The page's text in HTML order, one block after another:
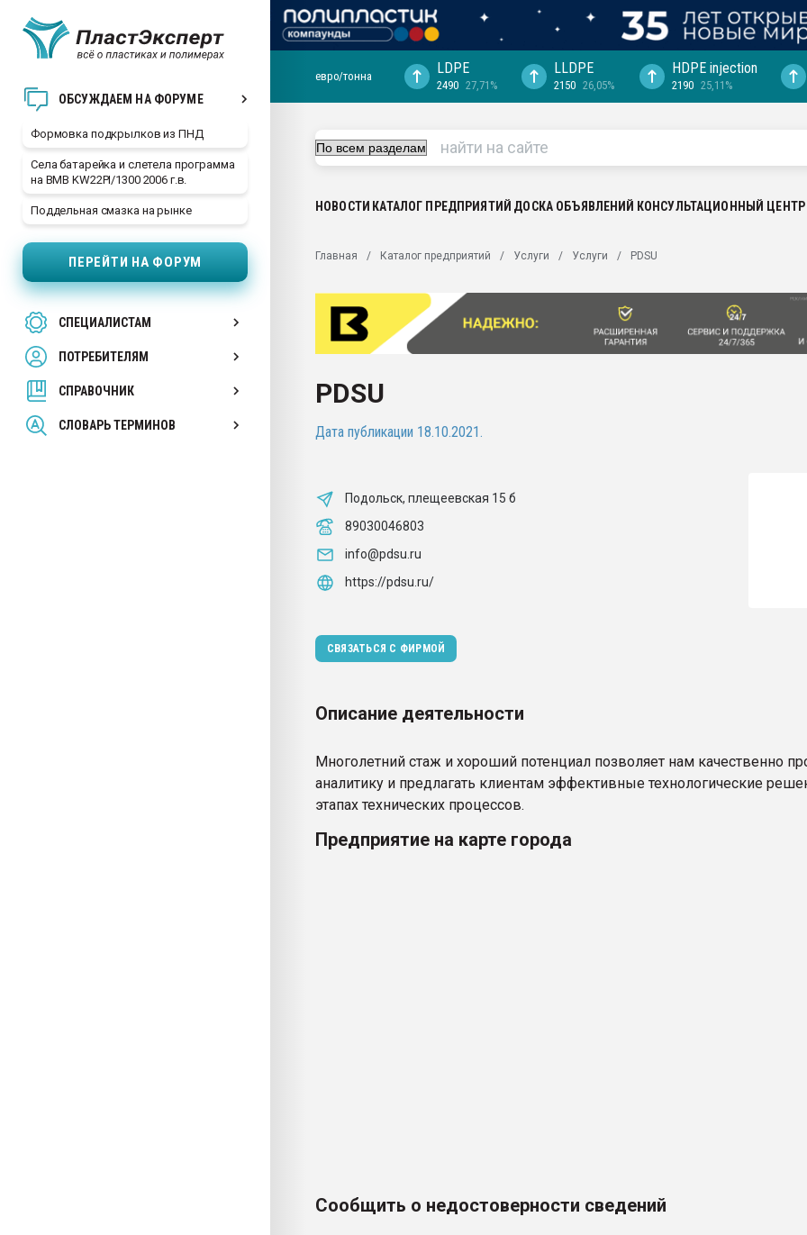
ОБСУЖДАЕМ НА ФОРУМЕ
Формовка подкрылков из ПНД
Села батарейка и слетела программа
на BMB KW22PI/1300 2006 г.в.
Поддельная смазка на рынке
ПЕРЕЙТИ НА ФОРУМ
СПЕЦИАЛИСТАМ
ПОТРЕБИТЕЛЯМ
СПРАВОЧНИК
СЛОВАРЬ ТЕРМИНОВ
29.07.2026 ФРП помог "Ижевскому
Вакуум-формовочные машины:
ближайшее подмосковье, с.-в.
28.07.2026 Автоматизация выходит на
первый план в переработке
пластмасс
ситуацией на строительном рынке
бутылок
евро/тонна LDPE
2490 27,71%
LLDPE
2150 26,05%
HDPE injection
2190 25,11%
НОВОСТИ КАТАЛОГ ПРЕДПРИЯТИЙ ДОСКА ОБЪЯВЛЕНИЙ КОНСУЛЬТАЦИОННЫЙ ЦЕНТР
Главная Каталог предприятий Услуги Услуги PDSU
PDSU
Дата публикации 18.10.2021.
Подольск, плещеевская 15 б
89030046803
info@pdsu.ru
https://pdsu.ru/
СВЯЗАТЬСЯ С ФИРМОЙ
Описание деятельности
Многолетний стаж и хороший потенциал позволяет нам качественно
аналитику и предлагать клиентам эффективные технологические
этапах технических процессов.
Предприятие на карте города
Сообщить о недостоверности сведений